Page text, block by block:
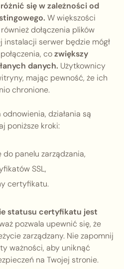
się w zależności od
W większości
dołączenia plików
serwer będzie mógł
cozwiększy
danych. Użytkownicy
mając pewność, że ich
chronione.
działania są
poniższe kroki:
panelu zarządzania,
SSL,
certyfikatu.
statusu certyfikatu jest
pozwala upewnić się, że
zarządzany. Nie zapomnij
ważności, aby uniknąć
na Twojej stronie.